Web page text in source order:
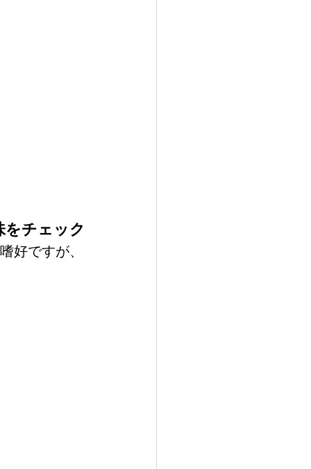
チェック
好ですが、